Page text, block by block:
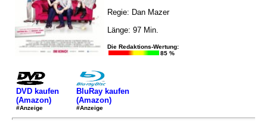
Regie: Dan Mazer
Länge: 97 Min.
Die Redaktions-Wertung:
85 %
DVD kaufen
(Amazon)
#Anzeige
BluRay kaufen
(Amazon)
#Anzeige